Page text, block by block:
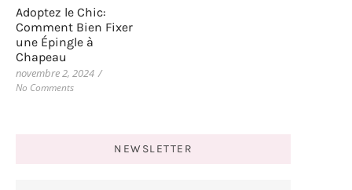
Adoptez le Chic:
Comment Bien Fixer
une Épingle à
Chapeau
novembre 2, 2024 /
No Comments
NEWSLETTER